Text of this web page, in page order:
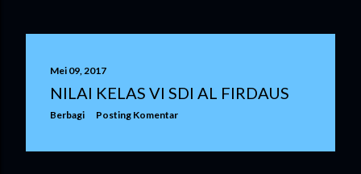
Mei 09, 2017
NILAI KELAS VI SDI AL FIRDAUS
Berbagi Posting Komentar